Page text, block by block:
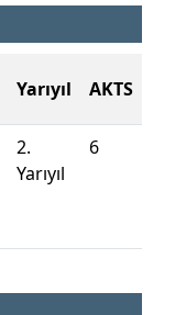
Yarıyıl AKTS
2.
Yarıyıl
6